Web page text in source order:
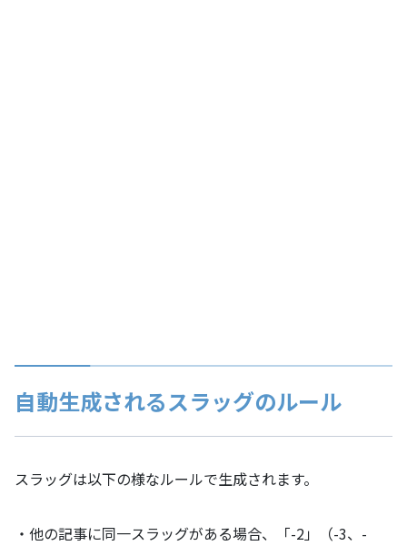
自動生成されるスラッグのルール
スラッグは以下の様なルールで生成されます。
・他の記事に同一スラッグがある場合、「-2」（-3、-